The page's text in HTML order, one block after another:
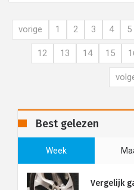
vorige 1 2 3 4 5
12 13 14 15
Best gelezen
Week
Vergelijk